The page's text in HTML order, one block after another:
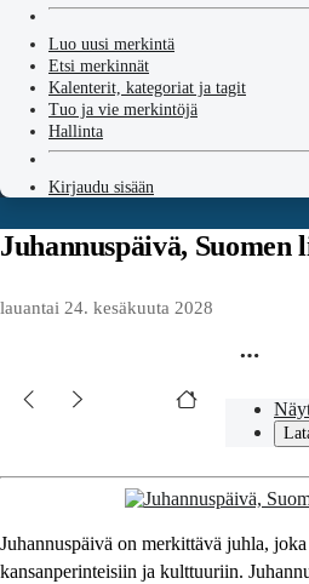
Luo uusi merkintä
Etsi merkinnät
Kalenterit, kategoriat ja tagit
Tuo ja vie merkintöjä
Hallinta
Kirjaudu sisään
Juhannuspäivä, Suomen
lauantai 24. kesäkuuta 2028
Juhannuspäivä on merkittävä juhla,
kansanperinteisiin ja kulttuuriin.